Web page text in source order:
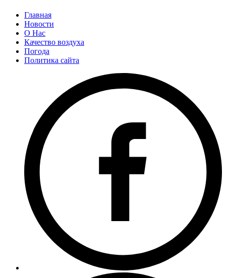
Главная
Новости
О Нас
Качество воздуха
Погода
Политика сайта